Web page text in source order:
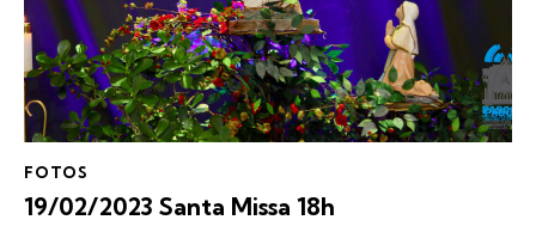
FOTOS
19/02/2023 Santa Missa 18h